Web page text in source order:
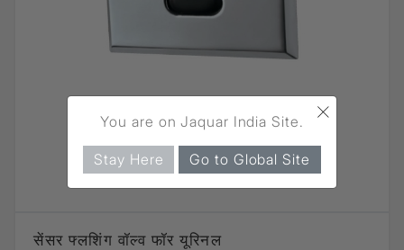
सेंसर फ्लशिंग वॉल्व फॉर यूरिनल
×
You are on Jaquar India Site.
Stay Here Go to Global Site